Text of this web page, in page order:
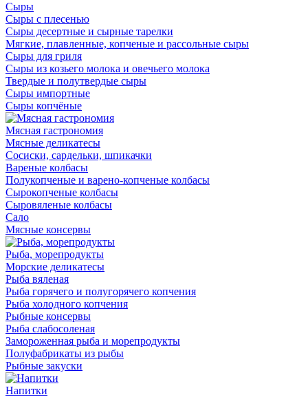
Сыры
Сыры с плесенью
Сыры десертные и сырные тарелки
Мягкие, плавленные, копченые и рассольные сыры
Сыры для гриля
Сыры из козьего молока и овечьего молока
Твердые и полутвердые сыры
Сыры импортные
Сыры копчёные
Мясная гастрономия
Мясные деликатесы
Сосиски, сардельки, шпикачки
Вареные колбасы
Полукопченые и варено-копченые колбасы
Сырокопченые колбасы
Сыровяленые колбасы
Сало
Мясные консервы
Рыба, морепродукты
Морские деликатесы
Рыба вяленая
Рыба горячего и полугорячего копчения
Рыба холодного копчения
Рыбные консервы
Рыба слабосоленая
Замороженная рыба и морепродукты
Полуфабрикаты из рыбы
Рыбные закуски
Напитки